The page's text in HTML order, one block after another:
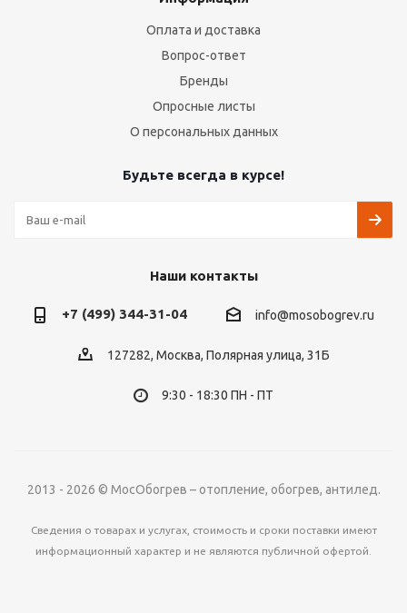
Оплата и доставка
Вопрос-ответ
Бренды
Опросные листы
О персональных данных
Будьте всегда в курсе!
Наши контакты
+7 (499) 344-31-04 info@mosobogrev.ru
127282, Москва, Полярная улица, 31Б
9:30 - 18:30 ПН - ПТ
2013 - 2026 © МосОбогрев – отопление, обогрев, антилед.
Сведения о товарах и услугах, стоимость и сроки поставки имеют
информационный характер и не являются публичной офертой.